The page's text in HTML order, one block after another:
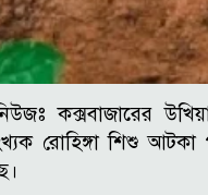
কক্সবাজারের
রোহিঙ্গা শিশু